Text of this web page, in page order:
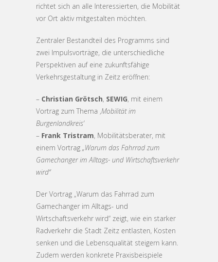
richtet sich an alle Interessierten, die Mobilität
vor Ort aktiv mitgestalten möchten.
Zentraler Bestandteil des Programms sind
zwei Impulsvorträge, die unterschiedliche
Perspektiven auf eine zukunftsfähige
Verkehrsgestaltung in Zeitz eröffnen:
– Christian Grötsch, SEWIG, mit einem
Vortrag zum Thema ‚Mobilität im
Burgenlandkreis‘
– Frank Tristram, Mobilitätsberater, mit
einem Vortrag „Warum das Fahrrad zum
Gamechanger im Alltags- und Wirtschaftsverkehr
wird“
Der Vortrag „Warum das Fahrrad zum
Gamechanger im Alltags- und
Wirtschaftsverkehr wird“ zeigt, wie ein starker
Radverkehr die Stadt Zeitz entlasten, Kosten
senken und die Lebensqualität steigern kann.
Zudem werden konkrete Praxisbeispiele